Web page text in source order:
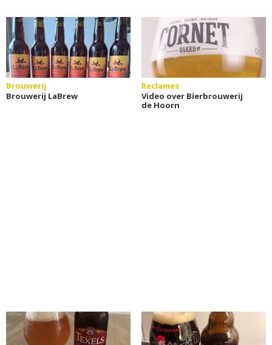
Brouwerij
Brouwerij LaBrew
Reclames
Video over Bierbrouwerij
de Hoorn